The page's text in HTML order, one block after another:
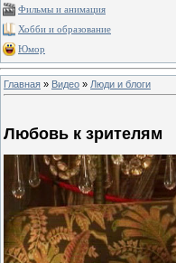
Фильмы и анимация
Хобби и образование
Юмор
Главная » Видео » Люди и блоги
Любовь к зрителям